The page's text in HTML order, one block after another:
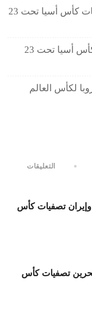
قنوات الأردن وتركمانستان تصفيات كأس أسيا تحت 23
قنوات اليابان والكويت تصفيات كأس أسيا تحت 23
لكأس العالم
التعليقات
وإيران تصفيات كأس
تصفيات كأس